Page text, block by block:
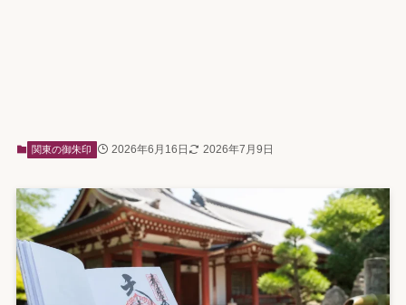
関東の御朱印 2026年6月16日 2026年7月9日